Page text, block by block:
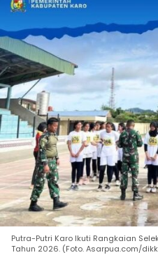
Putra-Putri Karo Ikuti Rangkaian
Tahun 2026. (Foto. Asarpua.com/